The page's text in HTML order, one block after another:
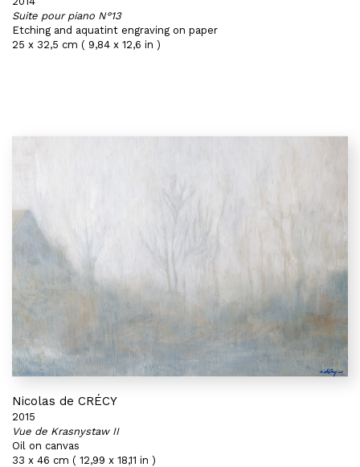
Suite pour piano N°13
Etching and aquatint engraving on paper
25 x 32,5 cm ( 9,84 x 12,6 in )
Nicolas de CRÉCY
2015
Vue de Krasnystaw II
Oil on canvas
33 x 46 cm ( 12,99 x 18,11 in )